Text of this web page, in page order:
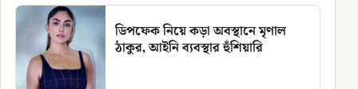
ডিপফেক নিয়ে কড়া অবস্থানে মৃণাল
ঠাকুর, আইনি ব্যবস্থার হুঁশিয়ারি